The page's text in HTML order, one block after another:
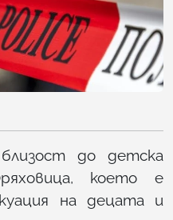
до детска
което е
на децата и